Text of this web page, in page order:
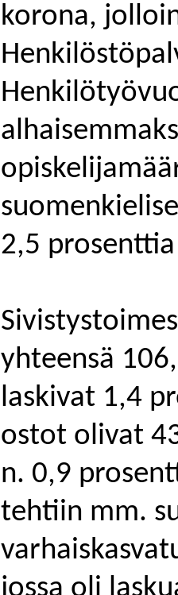
korona,
2,5
Siv
yhteensä
laskivat 1,4
ostot olivat
n. 0,9
tehtiin mm.
varhaiskas
jossa oli